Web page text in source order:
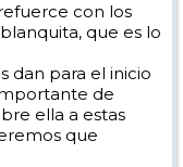
caigan entre
y, sobre todo, ese
podrá hacer mucha
con los
que es lo
dan para el inicio
de
ella a estas
que